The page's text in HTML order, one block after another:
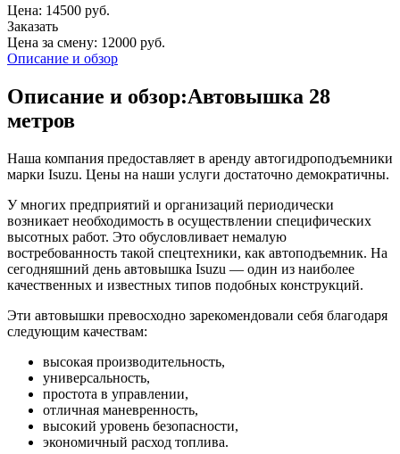
Цена: 14500 руб.
Заказать
Цена за смену: 12000 руб.
Описание и обзор
Описание и обзор:Автовышка 28
метров
Наша компания предоставляет в аренду автогидроподъемники
марки Isuzu. Цены на наши услуги достаточно демократичны.
У многих предприятий и организаций периодически
возникает необходимость в осуществлении специфических
высотных работ. Это обусловливает немалую
востребованность такой спецтехники, как автоподъемник. На
сегодняшний день автовышка Isuzu — один из наиболее
качественных и известных типов подобных конструкций.
Эти автовышки превосходно зарекомендовали себя благодаря
следующим качествам:
высокая производительность,
универсальность,
простота в управлении,
отличная маневренность,
высокий уровень безопасности,
экономичный расход топлива.